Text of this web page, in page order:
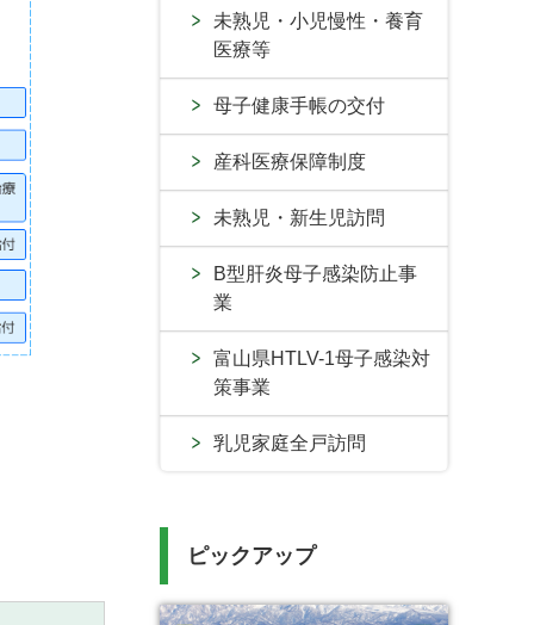
未熟児・小児慢性・養育
医療等
母子健康手帳の交付
産科医療保障制度
未熟児・新生児訪問
B型肝炎母子感染防止事
業
富山県HTLV-1母子感染対
策事業
乳児家庭全戸訪問
ピックアップ